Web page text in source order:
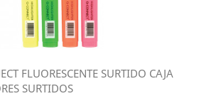
FLUORESCENTE SURTIDO CAJA
SURTIDOS